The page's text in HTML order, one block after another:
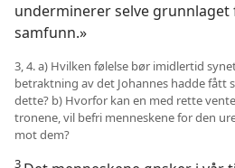
underminerer selve
samfunn.»
3, 4. a) Hvilken følelse bør imidlertid
betraktning av det Johannes hadde fått
dette? b) Hvorfor kan en med rette
tronene, vil befri menneskene for den
mot dem?
3